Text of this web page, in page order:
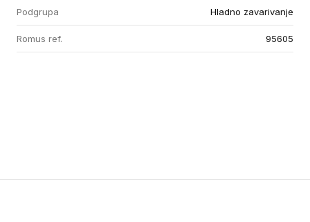
Podgrupa Hladno zavarivanje
Romus ref. 95605